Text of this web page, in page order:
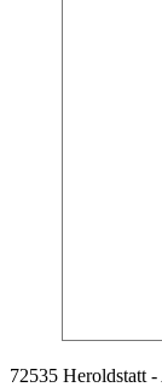
72535 Heroldstatt